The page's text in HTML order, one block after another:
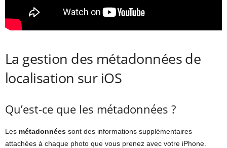
La gestion des métadonnées de
localisation sur iOS
Qu’est-ce que les métadonnées ?
Les métadonnées sont des informations supplémentaires
attachées à chaque photo que vous prenez avec votre iPhone.